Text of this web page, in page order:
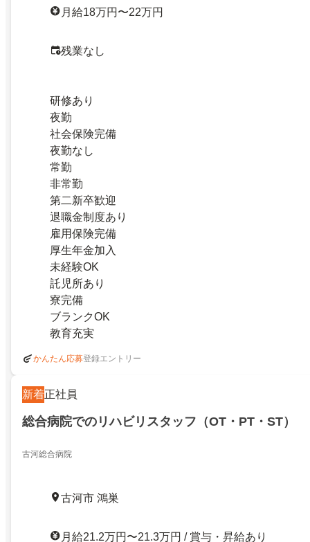
月給18万円〜22万円
残業なし
研修あり
夜勤
社会保険完備
夜勤なし
常勤
非常勤
第二新卒歓迎
退職金制度あり
雇用保険完備
厚生年金加入
未経験OK
託児所あり
寮完備
ブランクOK
教育充実
かんたん応募登録エントリー
新着正社員
総合病院でのリハビリスタッフ（OT・PT・ST）
古河総合病院
古河市 鴻巣
月給21.2万円〜21.3万円 / 賞与・昇給あり